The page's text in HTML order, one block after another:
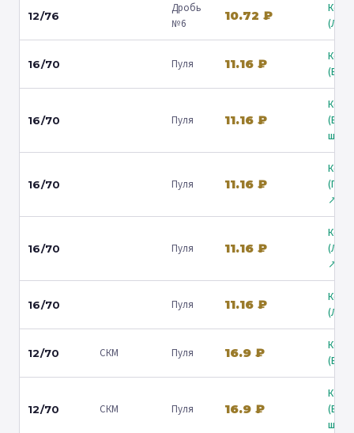
12/76
Дробь
№6
10.72 ₽
16/70 Пуля 11.16 ₽
16/70 Пуля 11.16 ₽
ш.) ↗
16/70 Пуля 11.16 ₽
↗
16/70 Пуля 11.16 ₽
↗
16/70 Пуля 11.16 ₽
12/70 СКМ Пуля 16.9 ₽
12/70 СКМ Пуля 16.9 ₽
ш.) ↗